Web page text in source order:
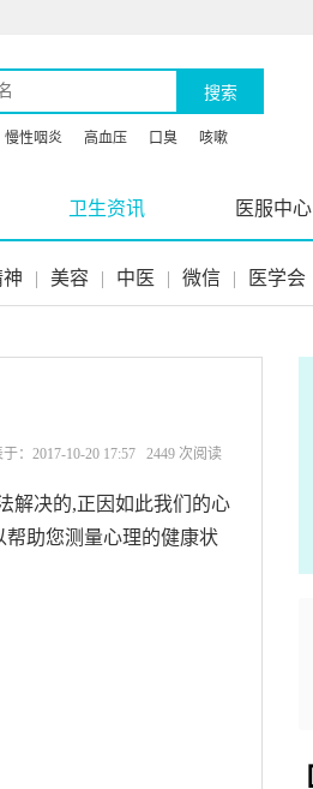
搜索
慢性咽炎 高血压 口臭 咳嗽
卫生资讯 医服中心
| 美容 | 中医 | 微信 | 医学会
：2017-10-20 17:57 2449 次阅读
解决的,正因如此我们的心
帮助您测量心理的健康状